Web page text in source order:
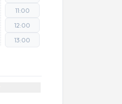
11:00
12:00
13:00